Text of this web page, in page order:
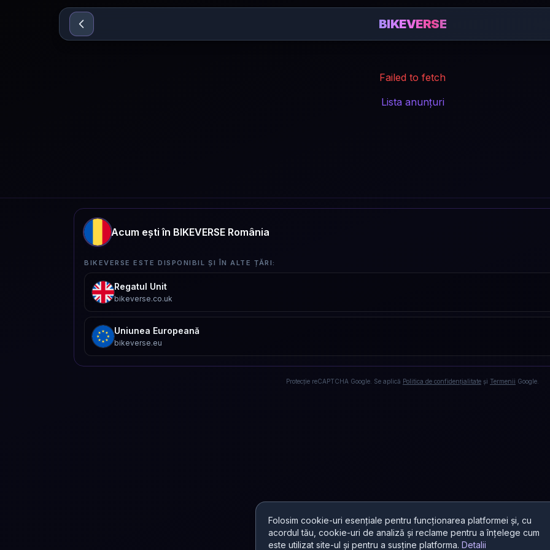
Sari la conținut
Folosim cookie-uri esențiale pentru funcționarea platformei și, cu
acordul tău, cookie-uri de analiză și reclame pentru a înțelege cum
este utilizat site-ul și pentru a susține platforma. Detalii
BIKEVERSE
Failed to fetch
Lista anunțuri
Acum ești în BIKEVERSE România
BIKEVERSE ESTE DISPONIBIL ȘI ÎN ALTE ȚĂRI:
Regatul Unit
bikeverse.co.uk
Uniunea Europeană
bikeverse.eu
Protecție reCAPTCHA Google. Se aplică Politica de confidențialitate și Termenii Google.